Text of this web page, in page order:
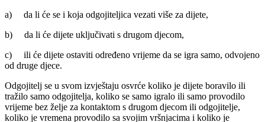
a) da li će se i koja odgojiteljica vezati više za dijete,
b) da li će dijete uključivati s drugom djecom,
c) ili će dijete ostaviti određeno vrijeme da se igra samo, odvojeno
od druge djece.
Odgojitelj se u svom izvještaju osvrće koliko je dijete boravilo ili
tražilo samo odgojitelja, koliko se samo igralo ili samo provodilo
vrijeme bez želje za kontaktom s drugom djecom ili odgojitelje,
koliko je vremena provodilo sa svojim vršnjacima i koliko je